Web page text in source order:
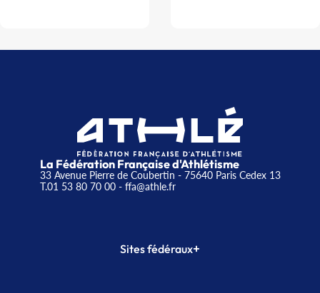
La Fédération Française d'Athlétisme
33 Avenue Pierre de Coubertin - 75640 Paris Cedex 13
T.01 53 80 70 00- ffa@athle.fr
Sites fédéraux+